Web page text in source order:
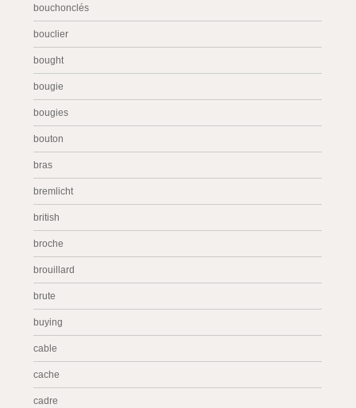
bouchonclés
bouclier
bought
bougie
bougies
bouton
bras
bremlicht
british
broche
brouillard
brute
buying
cable
cache
cadre